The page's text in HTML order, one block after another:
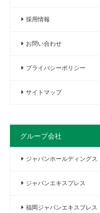
採用情報
お問い合わせ
プライバシーポリシー
サイトマップ
グループ会社
ジャパンホールディングス
ジャパンエキスプレス
福岡ジャパンエキスプレス